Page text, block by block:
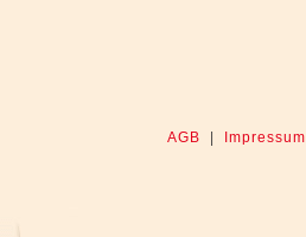
AGB Impressum